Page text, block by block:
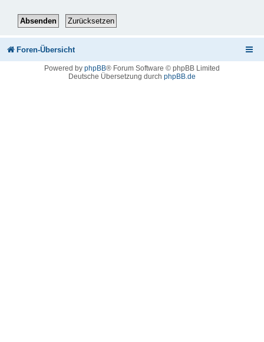
Foren-Übersicht
Powered by phpBB® Forum Software © phpBB Limited
Deutsche Übersetzung durch phpBB.de